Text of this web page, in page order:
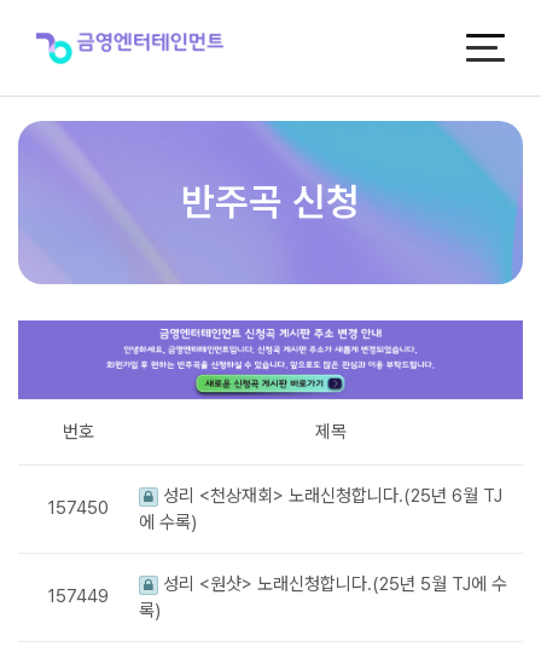
반주곡 신청
번호 제목
157450
성리 <천상재회> 노래신청합니다.(25년 6월 TJ
에 수록)
157449
성리 <원샷> 노래신청합니다.(25년 5월 TJ에 수
록)